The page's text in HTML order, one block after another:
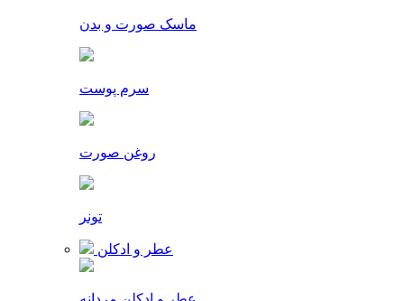
ماسک صورت و بدن
سرم پوست
روغن صورت
تونر
عطر و ادکلن